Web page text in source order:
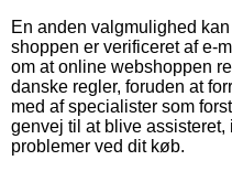
En anden valgmulighed
shoppen er verificeret af e-
om at online webshoppen
danske regler, foruden at
med af specialister som
genvej til at blive
problemer ved dit køb.